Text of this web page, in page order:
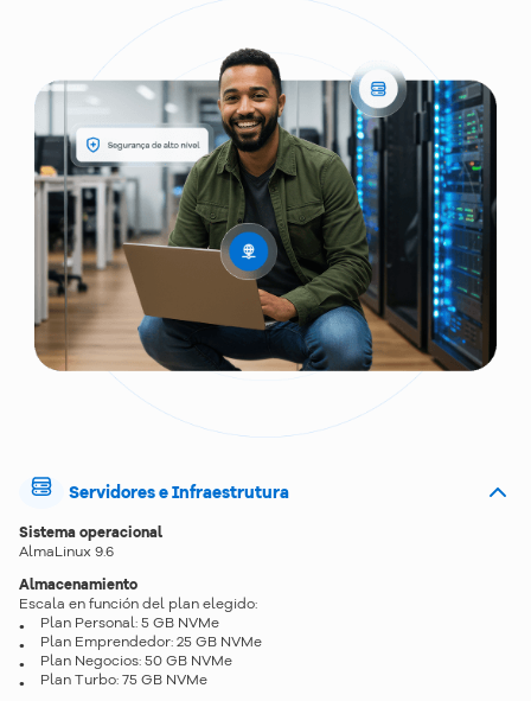
Servidores e Infraestrutura
Sistema operacional
AlmaLinux 9.6
Almacenamiento
Escala en función del plan elegido:
Plan Personal: 5 GB NVMe
Plan Emprendedor: 25 GB NVMe
Plan Negocios: 50 GB NVMe
Plan Turbo: 75 GB NVMe